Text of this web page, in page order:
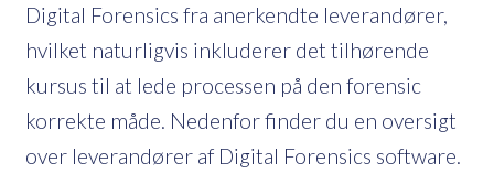
Digital Forensics fra anerkendte leverandører,
hvilket naturligvis inkluderer det tilhørende
kursus til at lede processen på den forensic
korrekte måde. Nedenfor finder du en oversigt
over leverandører af Digital Forensics software.